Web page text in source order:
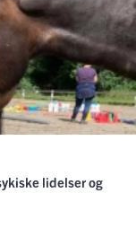
lidelser og